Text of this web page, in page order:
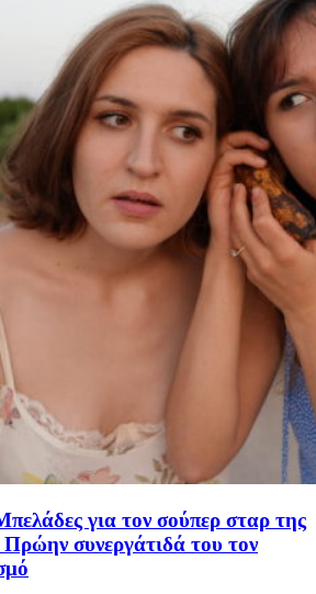
για τον σούπερ σταρ της
Πρώην συνεργάτιδά του τον